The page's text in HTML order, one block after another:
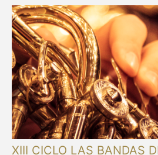
XIII CICLO LAS BANDAS